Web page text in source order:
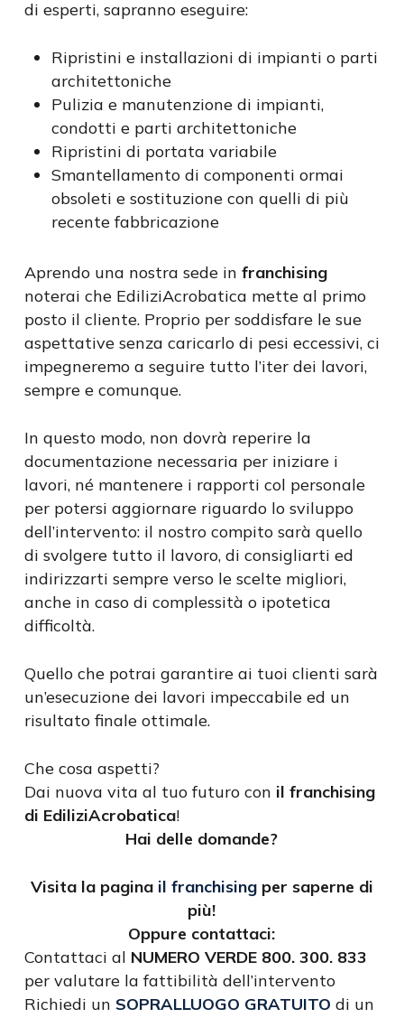
di esperti, sapranno eseguire:
Ripristini e installazioni di impianti o parti
architettoniche
Pulizia e manutenzione di impianti,
condotti e parti architettoniche
Ripristini di portata variabile
Smantellamento di componenti ormai
obsoleti e sostituzione con quelli di più
recente fabbricazione
Aprendo una nostra sede in franchising
noterai che EdiliziAcrobatica mette al primo
posto il cliente. Proprio per soddisfare le sue
aspettative senza caricarlo di pesi eccessivi, ci
impegneremo a seguire tutto l’iter dei lavori,
sempre e comunque.
In questo modo, non dovrà reperire la
documentazione necessaria per iniziare i
lavori, né mantenere i rapporti col personale
per potersi aggiornare riguardo lo sviluppo
dell’intervento: il nostro compito sarà quello
di svolgere tutto il lavoro, di consigliarti ed
indirizzarti sempre verso le scelte migliori,
anche in caso di complessità o ipotetica
difficoltà.
Quello che potrai garantire ai tuoi clienti sarà
un’esecuzione dei lavori impeccabile ed un
risultato finale ottimale.
Che cosa aspetti?
Dai nuova vita al tuo futuro con il franchising
di EdiliziAcrobatica!
Hai delle domande?
Visita la pagina il franchisingper saperne di
più!
Oppure contattaci:
Contattaci al NUMERO VERDE 800. 300. 833
per valutare la fattibilità dell’intervento
Richiedi un SOPRALLUOGO GRATUITO di un